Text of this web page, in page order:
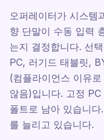
오퍼레이터가 시스템
향 단말이 수동 입력
는지 결정합니다. 선
PC, 러기드 태블릿,
(컴플라이언스 이유
않음)입니다. 고정
폴트로 남아 있습니
를 늘리고 있습니다.